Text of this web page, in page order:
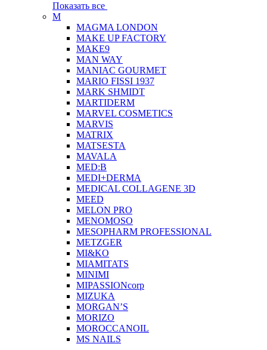
Показать все
M
MAGMA LONDON
MAKE UP FACTORY
MAKE9
MAN WAY
MANIAC GOURMET
MARIO FISSI 1937
MARK SHMIDT
MARTIDERM
MARVEL COSMETICS
MARVIS
MATRIX
MATSESTA
MAVALA
MED:B
MEDI+DERMA
MEDICAL COLLAGENE 3D
MEED
MELON PRO
MENOMOSO
MESOPHARM PROFESSIONAL
METZGER
MI&KO
MIAMITATS
MINIMI
MIPASSIONcorp
MIZUKA
MORGAN’S
MORIZO
MOROCCANOIL
MS NAILS